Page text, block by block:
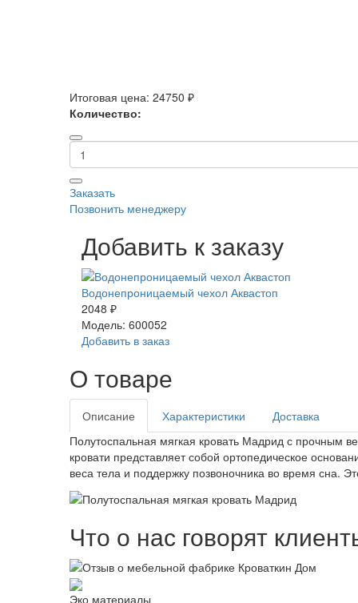
Итоговая цена: 24750 ₽
Количество:
Заказать
Позвонить менеджеру
Добавить к заказу
Водонепроницаемый чехол Аквастоп
2048 ₽
Модель: 600052
Добавить в заказ
О товаре
Описание Характеристики
Доставка
Полутоспальная мягкая кровать Мадрид с прочным
кровати представляет собой ортопедическое
веса тела и поддержку позвоночника во время сна.
Что о нас говорят
Эко материалы